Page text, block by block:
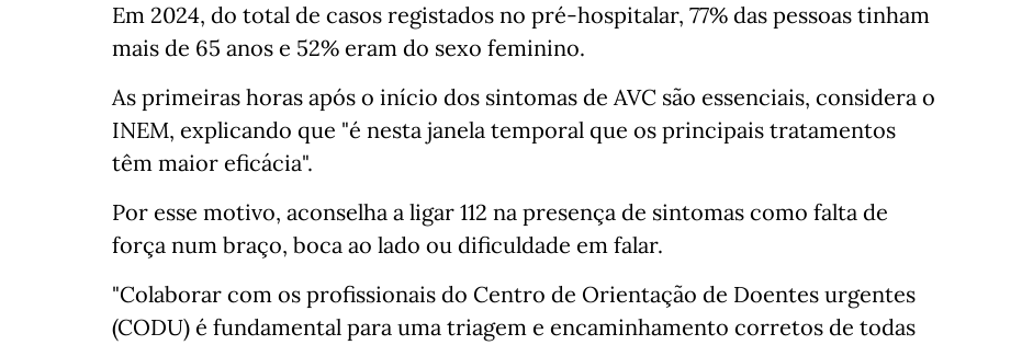
Em 2024, do total de casos registados no pré-hospitalar, 77% das pessoas tinham
mais de 65 anos e 52% eram do sexo feminino.
As primeiras horas após o início dos sintomas de AVC são essenciais, considera o
INEM, explicando que "é nesta janela temporal que os principais tratamentos
têm maior eficácia".
Por esse motivo, aconselha a ligar 112 na presença de sintomas como falta de
força num braço, boca ao lado ou dificuldade em falar.
"Colaborar com os profissionais do Centro de Orientação de Doentes urgentes
(CODU) é fundamental para uma triagem e encaminhamento corretos de todas